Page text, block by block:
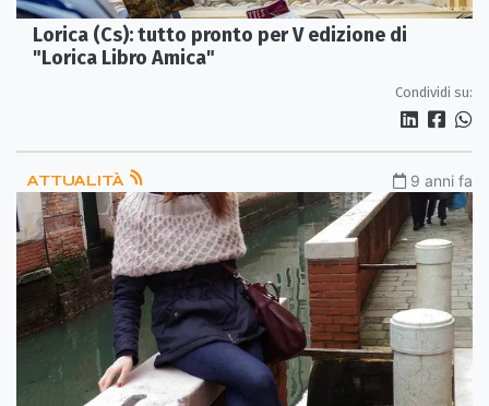
Lorica (Cs): tutto pronto per V edizione di
"Lorica Libro Amica"
Condividi su:
ATTUALITÀ 9 anni fa